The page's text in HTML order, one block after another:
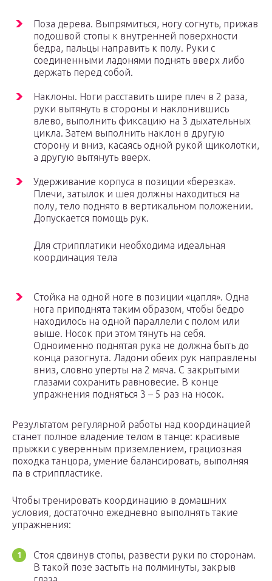
Поза дерева. Выпрямиться, ногу согнуть, прижав
подошвой стопы к внутренней поверхности
бедра, пальцы направить к полу. Руки с
соединенными ладонями поднять вверх либо
держать перед собой.
Наклоны. Ноги расставить шире плеч в 2 раза,
руки вытянуть в стороны и наклонившись
влево, выполнить фиксацию на 3 дыхательных
цикла. Затем выполнить наклон в другую
сторону и вниз, касаясь одной рукой щиколотки,
а другую вытянуть вверх.
Удерживание корпуса в позиции «березка».
Плечи, затылок и шея должны находиться на
полу, тело поднято в вертикальном положении.
Допускается помощь рук.
Для стрипплатики необходима идеальная
координация тела
Стойка на одной ноге в позиции «цапля». Одна
нога приподнята таким образом, чтобы бедро
находилось на одной параллели с полом или
выше. Носок при этом тянуть на себя.
Одноименно поднятая рука не должна быть до
конца разогнута. Ладони обеих рук направлены
вниз, словно уперты на 2 мяча. С закрытыми
глазами сохранить равновесие. В конце
упражнения подняться 3 – 5 раз на носок.
Результатом регулярной работы над координацией
станет полное владение телом в танце: красивые
прыжки с уверенным приземлением, грациозная
походка танцора, умение балансировать, выполняя
па в стриппластике.
Чтобы тренировать координацию в домашних
условия, достаточно ежедневно выполнять такие
упражнения:
Стоя сдвинув стопы, развести руки по сторонам.
В такой позе застыть на полминуты, закрыв